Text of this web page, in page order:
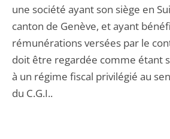
une société ayant son siège en
canton de Genève, et ayant
rémunérations versées par le
doit être regardée comme étant
à un régime fiscal privilégié au
du C.G.I..